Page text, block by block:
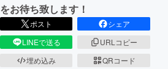
をお待ち致します！
ポスト
シェア
LINEで送る
URLコピー
埋め込み
QRコード